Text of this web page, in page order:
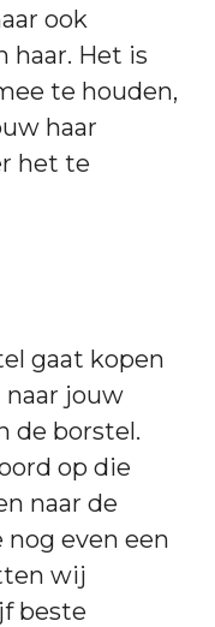
ook
haar. Het is
te houden,
haar
het te
gaat kopen
jouw
de borstel.
op die
naar de
even een
wij
beste